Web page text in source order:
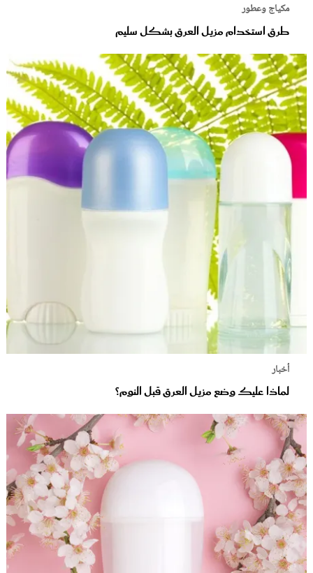
مكياج وعطور
طرق استخدام مزيل العرق بشكل سليم
أخبار
لماذا عليك وضع مزيل العرق قبل النوم؟